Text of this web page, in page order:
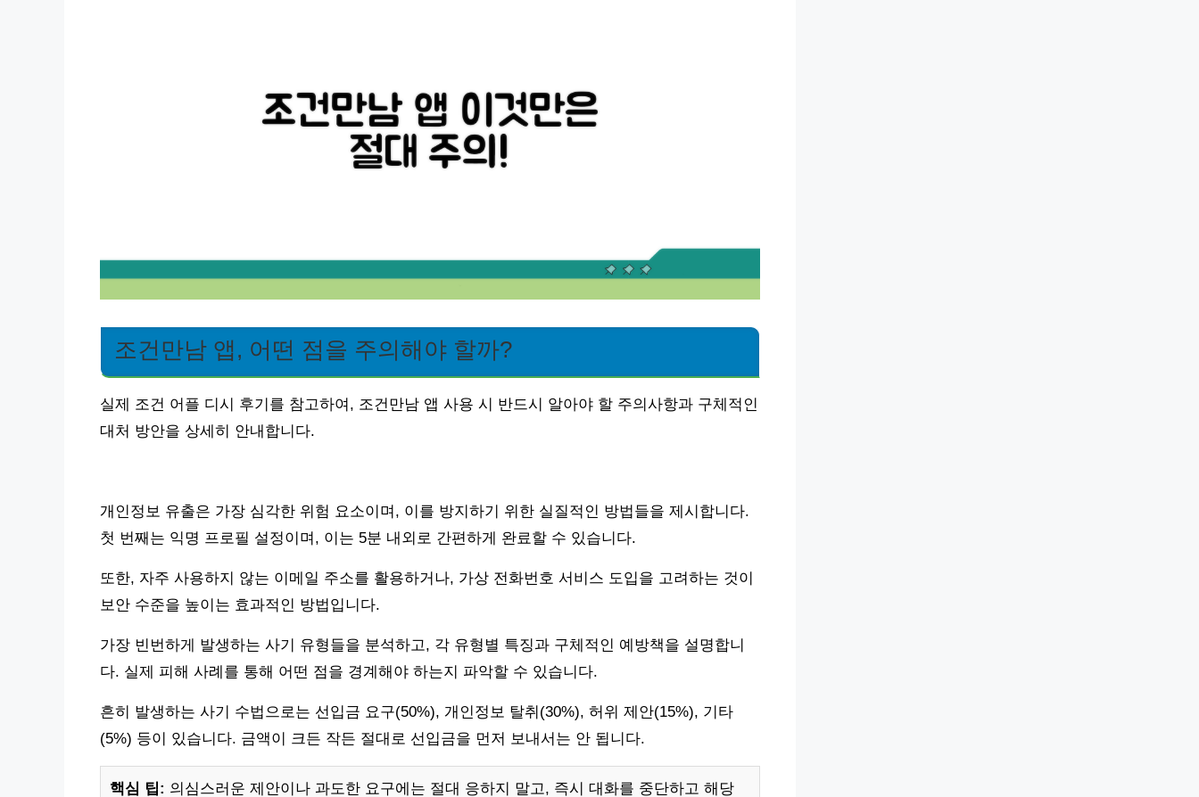
조건만남 앱, 어떤 점을 주의해야 할까?
실제 조건 어플 디시 후기를 참고하여, 조건만남 앱 사용 시 반드시 알아야 할 주의사항과 구체적인
대처 방안을 상세히 안내합니다.
개인정보 유출은 가장 심각한 위험 요소이며, 이를 방지하기 위한 실질적인 방법들을 제시합니다.
첫 번째는 익명 프로필 설정이며, 이는 5분 내외로 간편하게 완료할 수 있습니다.
또한, 자주 사용하지 않는 이메일 주소를 활용하거나, 가상 전화번호 서비스 도입을 고려하는 것이
보안 수준을 높이는 효과적인 방법입니다.
가장 빈번하게 발생하는 사기 유형들을 분석하고, 각 유형별 특징과 구체적인 예방책을 설명합니
다. 실제 피해 사례를 통해 어떤 점을 경계해야 하는지 파악할 수 있습니다.
흔히 발생하는 사기 수법으로는 선입금 요구(50%), 개인정보 탈취(30%), 허위 제안(15%), 기타
(5%) 등이 있습니다. 금액이 크든 작든 절대로 선입금을 먼저 보내서는 안 됩니다.
핵심 팁: 의심스러운 제안이나 과도한 요구에는 절대 응하지 말고, 즉시 대화를 중단하고 해당